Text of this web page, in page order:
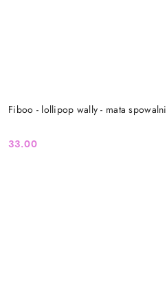
Fiboo - lollipop wally - mata
Cena:
33.00